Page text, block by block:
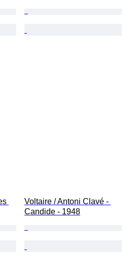
Voltaire / Antoni Clavé⁠ -
Candide - 1948